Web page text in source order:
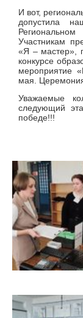
И вот,
допустила
Участникам
«Я – мастер»,
конкурсе
мероприятие
мая.
Уважаемые
следующий
победе!!!